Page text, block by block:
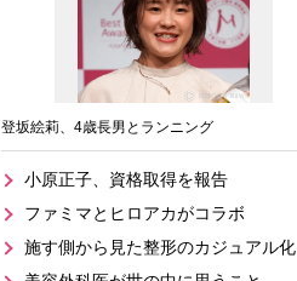
登坂絵莉、4歳長男とランニング
小原正子、資格取得を報告
ファミマとヒロアカがコラボ
施す側から見た整形のカジュアル化